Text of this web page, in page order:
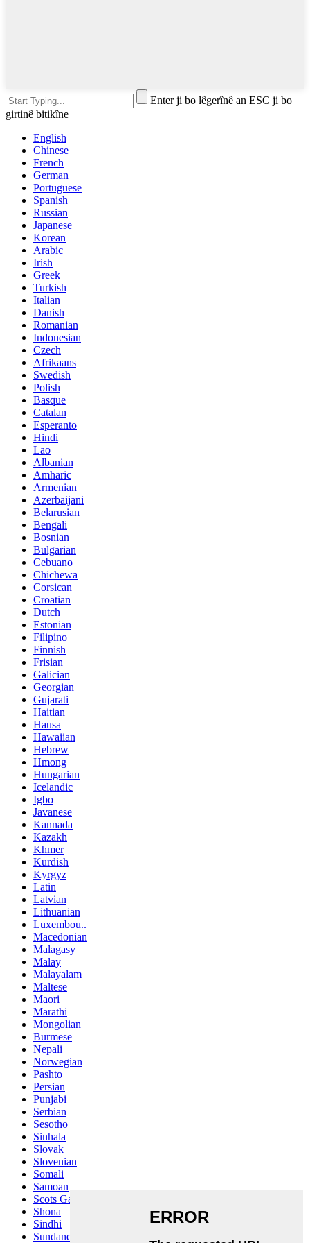
Enter ji bo lêgerînê an ESC ji bo
girtinê bitikîne
English
Chinese
French
German
Portuguese
Spanish
Russian
Japanese
Korean
Arabic
Irish
Greek
Turkish
Italian
Danish
Romanian
Indonesian
Czech
Afrikaans
Swedish
Polish
Basque
Catalan
Esperanto
Hindi
Lao
Albanian
Amharic
Armenian
Azerbaijani
Belarusian
Bengali
Bosnian
Bulgarian
Cebuano
Chichewa
Corsican
Croatian
Dutch
Estonian
Filipino
Finnish
Frisian
Galician
Georgian
Gujarati
Haitian
Hausa
Hawaiian
Hebrew
Hmong
Hungarian
Icelandic
Igbo
Javanese
Kannada
Kazakh
Khmer
Kurdish
Kyrgyz
Latin
Latvian
Lithuanian
Luxembou..
Macedonian
Malagasy
Malay
Malayalam
Maltese
Maori
Marathi
Mongolian
Burmese
Nepali
Norwegian
Pashto
Persian
Punjabi
Serbian
Sesotho
Sinhala
Slovak
Slovenian
Somali
Samoan
Scots Gaelic
Shona
Sindhi
Sundanese